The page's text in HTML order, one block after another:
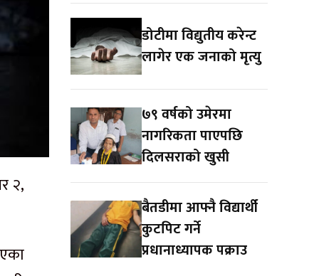
२,
डोटीमा विद्युतीय करेन्ट
लागेर एक जनाको मृत्यु
७९ वर्षको उमेरमा
नागरिकता पाएपछि
दिलसराको खुसी
बैतडीमा आफ्नै विद्यार्थी
कुटपिट गर्ने
प्रधानाध्यापक पक्राउ